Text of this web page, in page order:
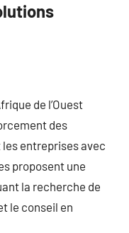
de l’Ouest
des
entreprises avec
proposent une
la recherche de
le conseil en